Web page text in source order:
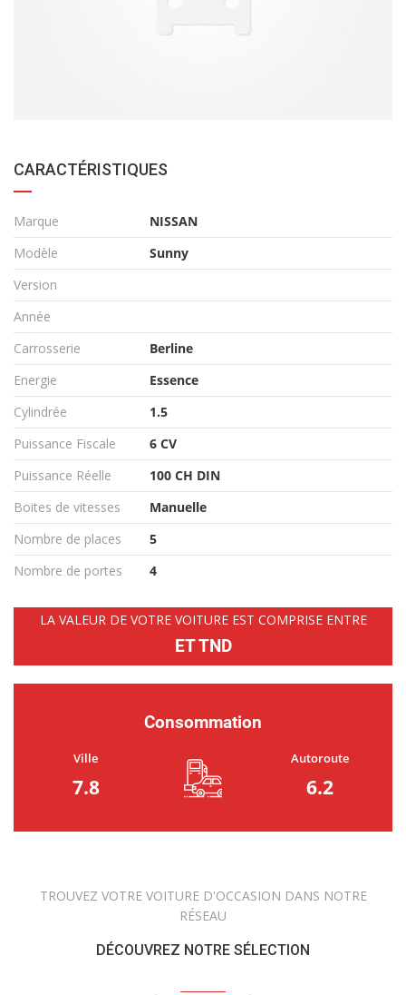
CARACTÉRISTIQUES
Marque
NISSAN
Modèle
Sunny
Version
Année
Carrosserie
Berline
Energie
Essence
Cylindrée
1.5
Puissance Fiscale
6 CV
Puissance Réelle
100 CH DIN
Boites de vitesses
Manuelle
Nombre de places
5
Nombre de portes
4
LA VALEUR DE VOTRE VOITURE EST COMPRISE ENTRE
ET TND
Consommation
Ville
7.8
Autoroute
6.2
TROUVEZ VOTRE VOITURE D'OCCASION DANS NOTRE
RÉSEAU
DÉCOUVREZ NOTRE SÉLECTION